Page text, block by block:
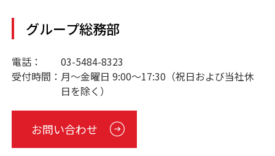
グループ総務部
電話：
03-5484-8323
受付時間： 月～金曜日 9:00～17:30（祝日および当社休
日を除く）
お問い合わせ